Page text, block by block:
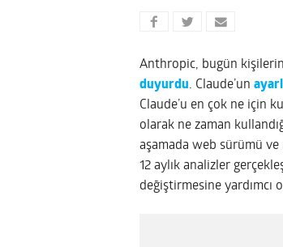
Anthropic, bugün
duyurdu. Claude’un
Claude’u en çok ne için
olarak ne zaman
aşamada web sürümü
12 aylık analizler
değiştirmesine yardımcı